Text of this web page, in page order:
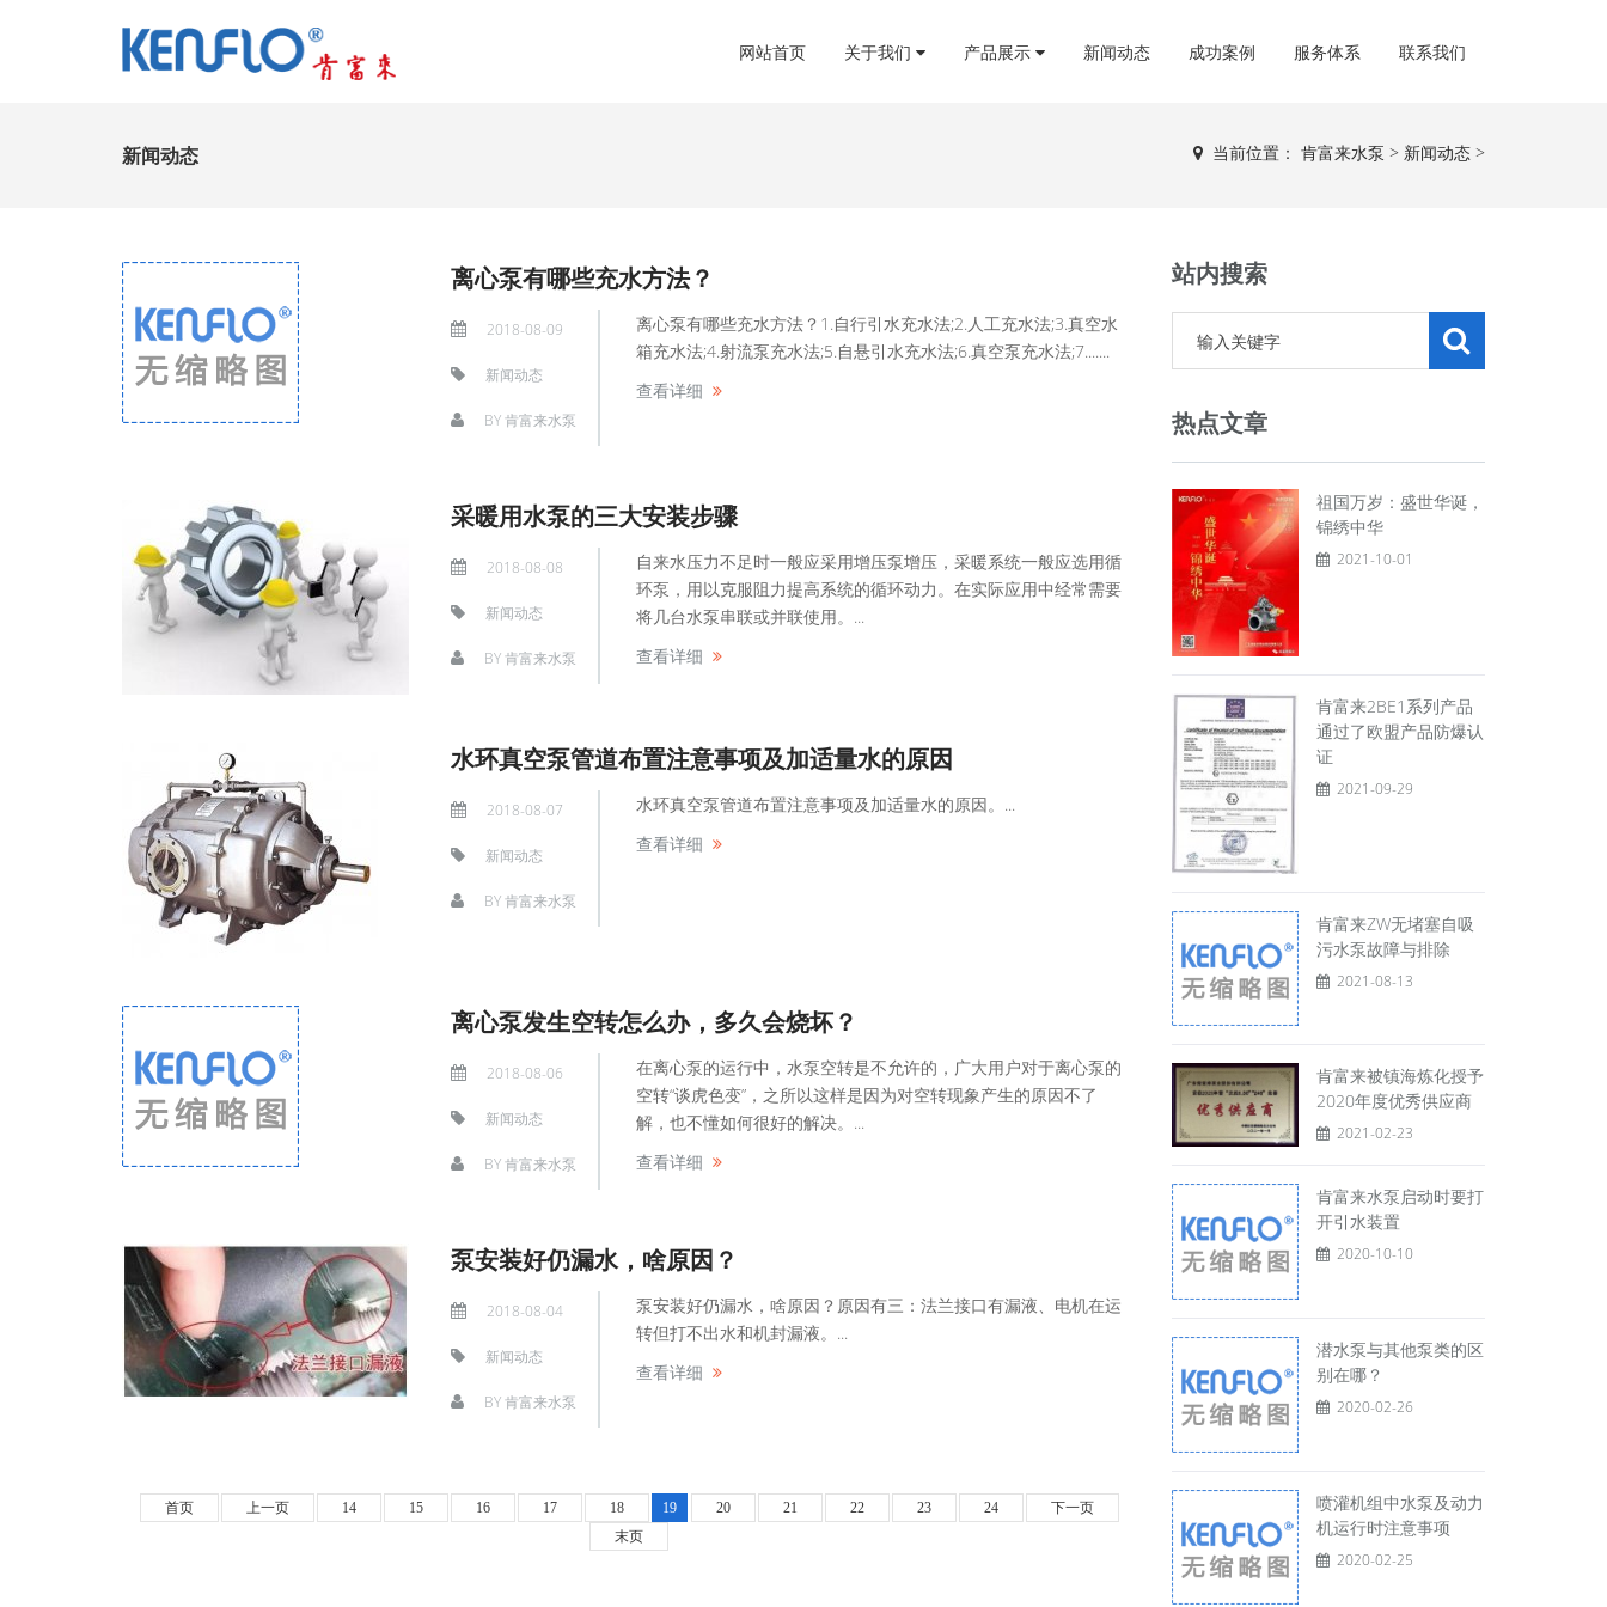
网站首页 关于我们 产品展示 新闻动态 成功案例 服务体系 联系我们
新闻动态 当前位置： 肯富来水泵 > 新闻动态 >
离心泵有哪些充水方法？
2018-08-09
新闻动态
BY肯富来水泵
离心泵有哪些充水方法？1.自行引水充水法;2.人工充水法;3.真空水
箱充水法;4.射流泵充水法;5.自悬引水充水法;6.真空泵充水法;7.......
查看详细
采暖用水泵的三大安装步骤
2018-08-08
新闻动态
BY肯富来水泵
自来水压力不足时一般应采用增压泵增压，采暖系统一般应选用循
环泵，用以克服阻力提高系统的循环动力。在实际应用中经常需要
将几台水泵串联或并联使用。...
查看详细
水环真空泵管道布置注意事项及加适量水的原因
2018-08-07
新闻动态
BY肯富来水泵
水环真空泵管道布置注意事项及加适量水的原因。...
查看详细
离心泵发生空转怎么办，多久会烧坏？
2018-08-06
新闻动态
BY肯富来水泵
在离心泵的运行中，水泵空转是不允许的，广大用户对于离心泵的
空转“谈虎色变”，之所以这样是因为对空转现象产生的原因不了
解，也不懂如何很好的解决。...
查看详细
泵安装好仍漏水，啥原因？
2018-08-04
新闻动态
BY肯富来水泵
泵安装好仍漏水，啥原因？原因有三：法兰接口有漏液、电机在运
转但打不出水和机封漏液。...
查看详细
首页 上一页 14 15 16 17 18 19 20 21 22 23 24
下一页
末页
站内搜索
热点文章
祖国万岁：盛世华诞，
锦绣中华
2021-10-01
肯富来2BE1系列产品
通过了欧盟产品防爆认
证
2021-09-29
肯富来ZW无堵塞自吸
污水泵故障与排除
2021-08-13
肯富来被镇海炼化授予
2020年度优秀供应商
2021-02-23
肯富来水泵启动时要打
开引水装置
2020-10-10
潜水泵与其他泵类的区
别在哪？
2020-02-26
喷灌机组中水泵及动力
机运行时注意事项
2020-02-25